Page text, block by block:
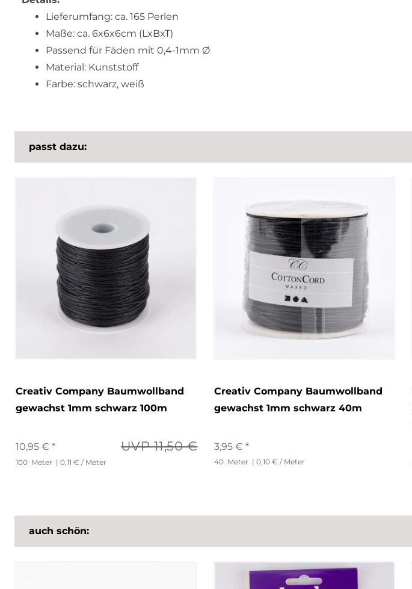
Lieferumfang: ca. 165 Perlen
Maße: ca. 6x6x6cm (LxBxT)
Passend für Fäden mit 0,4-1mm Ø
Material: Kunststoff
Farbe: schwarz, weiß
passt dazu:
Creativ Company Baumwollband
gewachst 1mm schwarz 100m
UVP 11,50 €
10,95 € *
100 Meter | 0,11 € / Meter
Creativ Company Baumwollband
gewachst 1mm schwarz 40m
3,95 € *
40 Meter | 0,10 € / Meter
auch schön: